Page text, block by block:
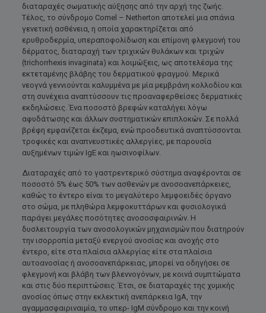
διαταραχές σωματικής αύξησης από την αρχή της ζωής.
Τέλος, το σύνδρομο Comel – Netherton αποτελεί μια σπάνια
γενετική ασθένεια, η οποία χαρακτηρίζεται από
ερυθροδερμία, υπεραποφολίδωση και επίμονη φλεγμονή του
δέρματος, διαταραχή των τριχικών θυλάκων και τριχών
(trichorrhexis invaginata) και λοιμώξεις, ως αποτελέσμα της
εκτεταμένης βλάβης του δερματικού φραγμού. Μερικά
νεογνά γεννιούνται καλυμμένα με μία μεμβράνη κολλοδίου και
στη συνέχεια αναπτύσσουν τις προαναφερθείσες δερματικές
εκδηλώσεις. Ένα ποσοστό βρεφών καταλήγει λόγω
αφυδάτωσης και άλλων συστηματικών επιπλοκών. Σε πολλά
βρέφη εμφανίζεται έκζεμα, ενώ προοδευτικά αναπτύσσονται
τροφικές και αναπνευστικές αλλεργίες, με παρουσία
αυξημένων τιμών IgE και ηωσινοφίλων.
Διαταραχές από το γαστρεντερικό σύστημα αναφέρονται σε
ποσοστό 5% έως 50% των ασθενών με ανοσοανεπάρκειες,
καθώς το έντερο είναι το μεγαλύτερο λεμφοειδές όργανο
στο σώμα, με πληθώρα λεμφοκυττάρων και φυσιολογικά
παράγει μεγάλες ποσότητες ανοσοσφαιρινών. Η
δυσλειτουργία των ανοσολογικών μηχανισμών που διατηρούν
την ισορροπία μεταξύ ενεργού ανοσίας και ανοχής στο
έντερο, είτε στα πλαίσια αλλεργίας είτε στα πλαίσια
αυτοανοσίας ή ανοσοανεπάρκειας, μπορεί να οδηγήσει σε
φλεγμονή και βλάβη των βλεννογόνων, με κοινά συμπτώματα
και στις δύο περιπτώσεις. Έτσι, σε διαταραχές της χυμικής
ανοσίας όπως στην εκλεκτική ανεπάρκεια IgA, την
αγαμμασφαιριναιμία, το υπερ- IgM σύνδρομο και την κοινή